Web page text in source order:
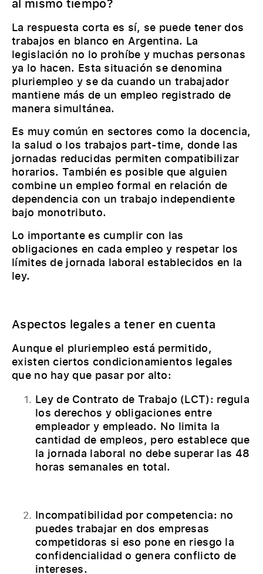
al mismo tiempo?
La respuesta corta es sí, se puede tener dos
trabajos en blanco en Argentina. La
legislación no lo prohíbe y muchas personas
ya lo hacen. Esta situación se denomina
pluriempleo y se da cuando un trabajador
mantiene más de un empleo registrado de
manera simultánea.
Es muy común en sectores como la docencia,
la salud o los trabajos part-time, donde las
jornadas reducidas permiten compatibilizar
horarios. También es posible que alguien
combine un empleo formal en relación de
dependencia con un trabajo independiente
bajo monotributo.
Lo importante es cumplir con las
obligaciones en cada empleo y respetar los
límites de jornada laboral establecidos en la
ley.
Aspectos legales a tener en cuenta
Aunque el pluriempleo está permitido,
existen ciertos condicionamientos legales
que no hay que pasar por alto:
Ley de Contrato de Trabajo (LCT): regula
los derechos y obligaciones entre
empleador y empleado. No limita la
cantidad de empleos, pero establece que
la jornada laboral no debe superar las 48
horas semanales en total.
Incompatibilidad por competencia: no
puedes trabajar en dos empresas
competidoras si eso pone en riesgo la
confidencialidad o genera conflicto de
intereses.